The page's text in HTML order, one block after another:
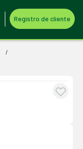
Registro de cliente